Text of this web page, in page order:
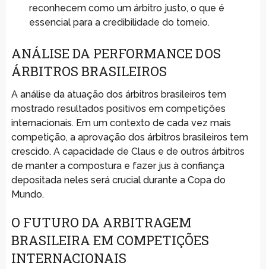
reconhecem como um árbitro justo, o que é
essencial para a credibilidade do torneio.
ANÁLISE DA PERFORMANCE DOS
ÁRBITROS BRASILEIROS
A análise da atuação dos árbitros brasileiros tem
mostrado resultados positivos em competições
internacionais. Em um contexto de cada vez mais
competição, a aprovação dos árbitros brasileiros tem
crescido. A capacidade de Claus e de outros árbitros
de manter a compostura e fazer jus à confiança
depositada neles será crucial durante a Copa do
Mundo.
O FUTURO DA ARBITRAGEM
BRASILEIRA EM COMPETIÇÕES
INTERNACIONAIS